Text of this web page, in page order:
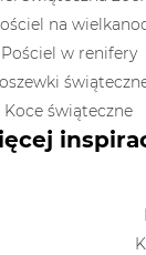
na
Pościel w renifery
Koce świąteczne